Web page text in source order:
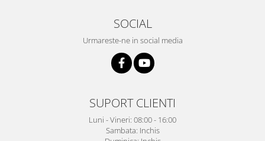
SOCIAL
Urmareste-ne in social media
SUPORT CLIENTI
Luni - Vineri: 08:00 - 16:00
Sambata: Inchis